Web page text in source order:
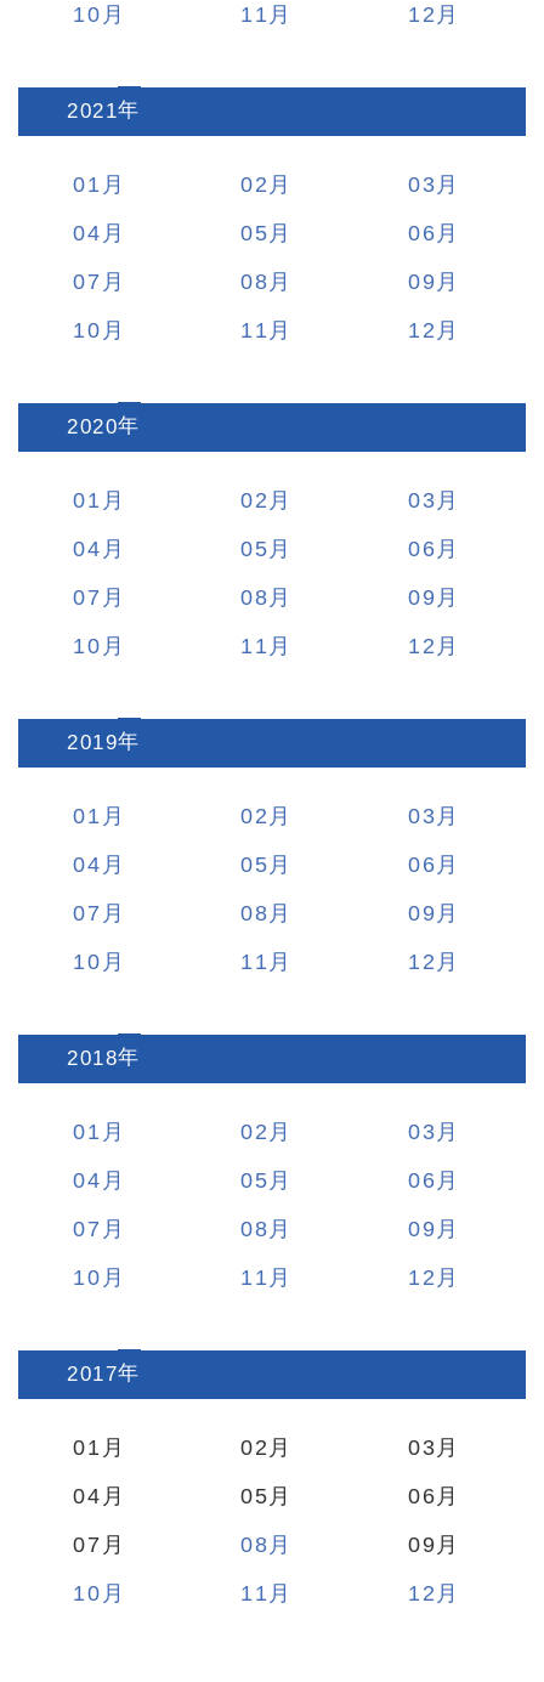
10
11 12
2021:
01 02
03
04
05
06
07
08
09
10
11 12
2020:
01 02
03
04
05
06
07
08
09
10
11 12
2019:
01 02
03
04
05
06
07
08
09
10
11 12
2018:
01 02
03
04
05
06
07
08
09
10
11 12
2017:
01 02
03
04
05
06
07
08
09
10
11 12